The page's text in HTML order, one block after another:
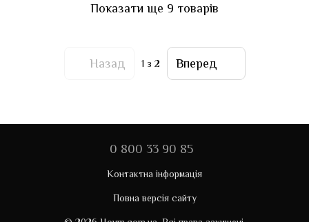
Показати ще 9 товарів
Назад 1 з 2 Вперед
0 800 33 90 85
Контактна інформація
Повна версія сайту